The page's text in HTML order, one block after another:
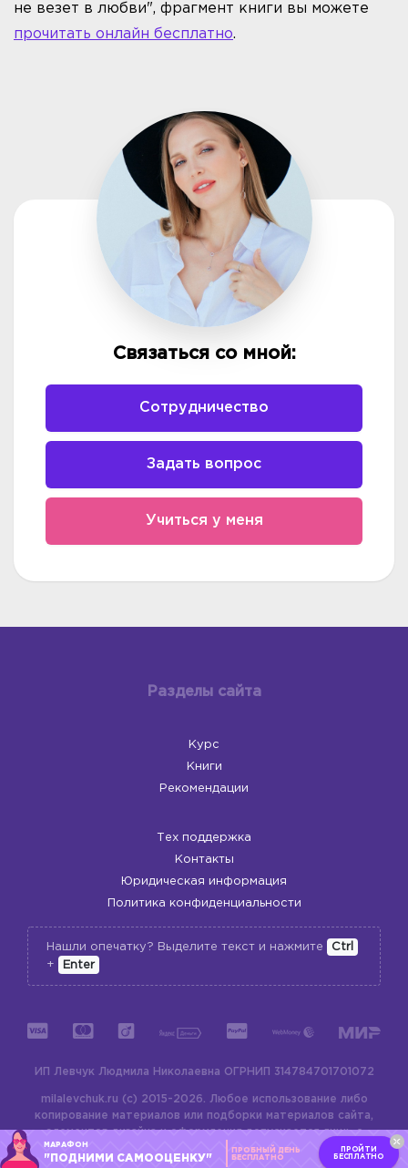
не везет в любви", фрагмент книги вы можете
прочитать онлайн бесплатно.
Связаться со мной:
Cотрудничество
Задать вопрос
Учиться у меня
Разделы сайта
Курс
Книги
Рекомендации
Тех поддержка
Контакты
Юридическая информация
Политика конфиденциальности
Нашли опечатку? Выделите текст и нажмите
Ctrl
+
Enter
ИП Левчук Людмила Николаевна ОГРНИП 314784701701072
milalevchuk.ru (c) 2015-2026. Любое использование либо
копирование материалов или подборки материалов сайта,
элементов дизайна и оформления допускается лишь с
разрешения правообладателя и только со ссылкой на
источник:milalevchuk.ru
МАРАФОН
"ПОДНИМИ САМООЦЕНКУ"
ПРОБНЫЙ ДЕНЬ
БЕСПЛАТНО
ПРОЙТИ
БЕСПЛАТНО